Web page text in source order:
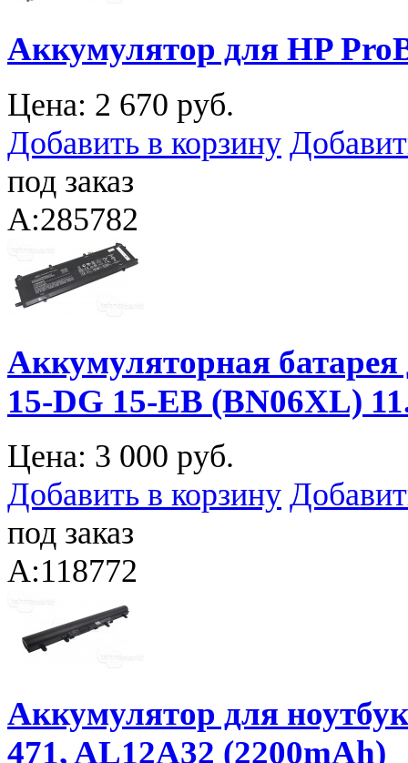
Аккумулятор для HP
Цена: 2 670 руб.
Добавить в корзину
под заказ
A:285782
Аккумуляторная батарея
15-DG 15-EB (BN06XL)
Цена: 3 000 руб.
Добавить в корзину
под заказ
A:118772
Аккумулятор для
471, AL12A32 (2200mAh)